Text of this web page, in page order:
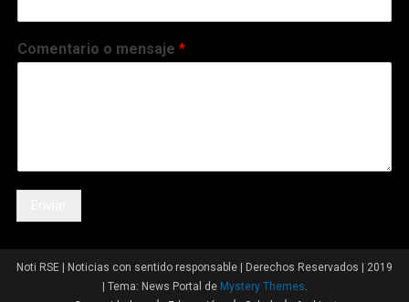
Comentario o mensaje*
Noti RSE | Noticias con sentido responsable | Derechos Reservados | 2019
Tema: News Portal de Mystery Themes.